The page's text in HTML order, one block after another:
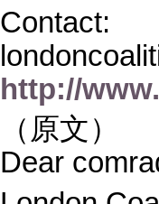
Contact:
http://
（原文）
Dear